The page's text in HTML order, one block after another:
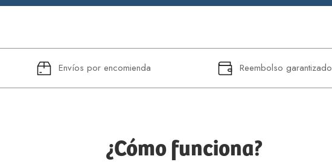
Envíos por encomienda Reembolso garantizado
¿Cómo funciona?